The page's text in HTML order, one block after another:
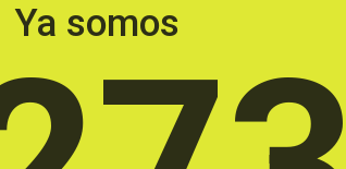
Ya somos